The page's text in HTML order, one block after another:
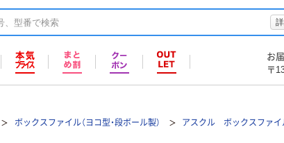
お
〒
ボックスファイル（ヨコ型・段ボール製） アスクル ボックスファイ